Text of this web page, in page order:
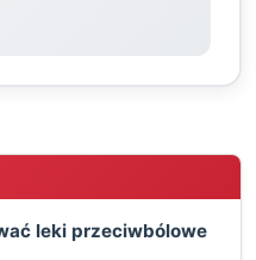
leki przeciwbólowe